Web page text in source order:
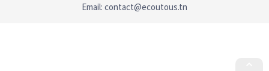
Email: contact@ecoutous.tn